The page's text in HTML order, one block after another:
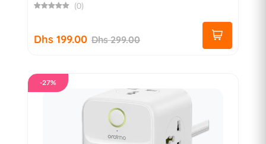
(0)
Dhs 199.00 Dhs 299.00
-27%